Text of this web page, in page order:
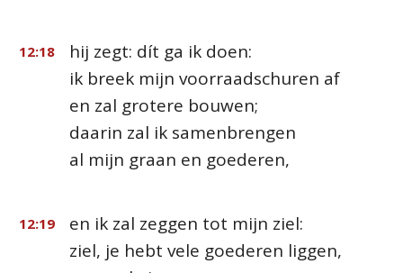
12:18
hij zegt: dít ga ik doen:
ik breek mijn voorraadschuren af
en zal grotere bouwen;
daarin zal ik samenbrengen
al mijn graan en goederen,
12:19
en ik zal zeggen tot mijn ziel:
ziel, je hebt vele goederen liggen,